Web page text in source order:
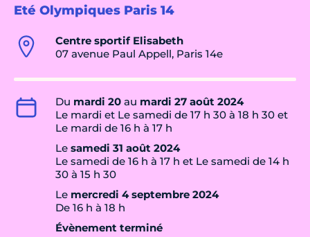
Eté Olympiques Paris 14
Centre sportif Elisabeth
07 avenue Paul Appell, Paris 14e
Du mardi 20 au mardi 27 août 2024
Le mardi et Le samedi de 17 h 30 à 18 h 30 et
Le mardi de 16 h à 17 h
Le samedi 31 août 2024
Le samedi de 16 h à 17 h et Le samedi de 14 h
30 à 15 h 30
Le mercredi 4 septembre 2024
De 16 h à 18 h
Évènement terminé